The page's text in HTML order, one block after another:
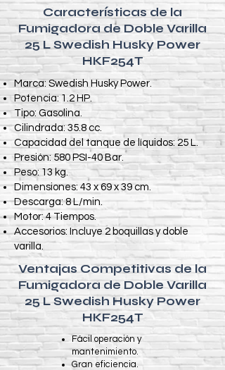
Características de la
Fumigadora de Doble Varilla
25 L Swedish Husky Power
HKF254T
Marca: Swedish Husky Power.
Potencia: 1.2 HP.
Tipo: Gasolina.
Cilindrada: 35.8 cc.
Capacidad del tanque de líquidos: 25 L.
Presión: 580 PSI-40 Bar.
Peso: 13 kg.
Dimensiones: 43 x 69 x 39 cm.
Descarga: 8 L/min.
Motor: 4 Tiempos.
Accesorios: Incluye 2 boquillas y doble
varilla.
Ventajas Competitivas de la
Fumigadora de Doble Varilla
25 L Swedish Husky Power
HKF254T
Fácil operación y
mantenimiento.
Gran eficiencia.